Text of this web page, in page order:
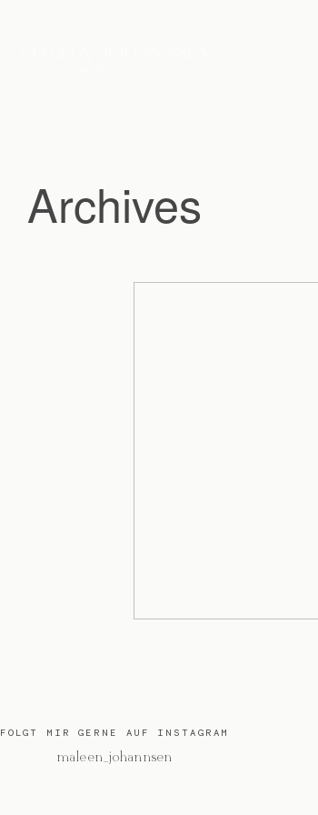
Archives
FOLGT MIR GERNE AUF INSTAGRAM
@maleen_johannsen